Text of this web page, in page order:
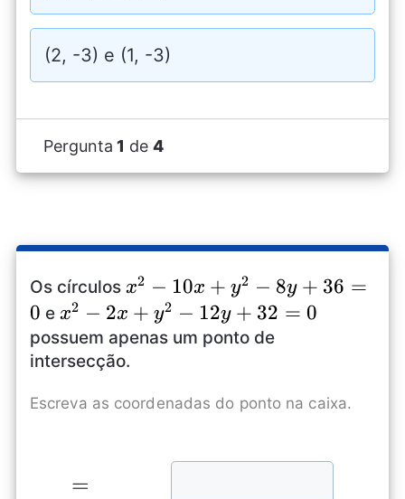
(2, -3) e (1, -3)
Pergunta 1 de4
Os círculos x^2-
10x+y^2-
8y+36=0
x2 − 10x + y2 − 8y + 36 =
0 e x^2-
2x+y^2-
12y+32=0
x2 − 2x + y2 − 12y + 32 = 0
possuem apenas um ponto de
intersecção.
Escreva as coordenadas do ponto na caixa.
=
=